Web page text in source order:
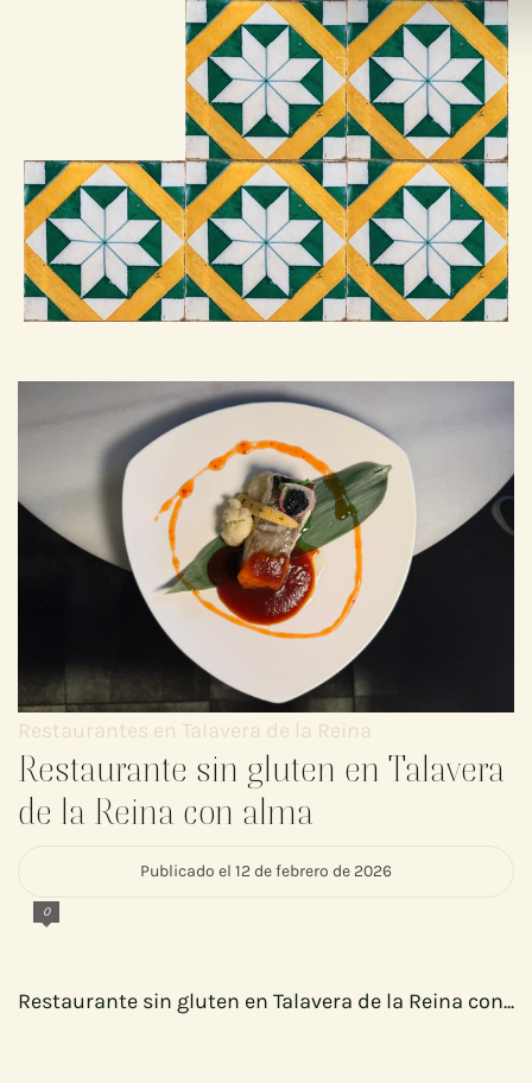
Restaurantes en Talavera de la Reina
Restaurante sin gluten en Talavera
de la Reina con alma
Publicado el 12 de febrero de 2026
0
Restaurante sin gluten en Talavera de la Reina con...